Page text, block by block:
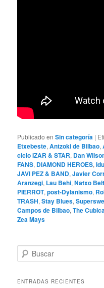
Publicado en Sin categoría |
Etxebeste,Antzoki de Bilbao,
ciclo IZAR & STAR, Dan
FANS, DIAMOND HEROES,
JAVI PEZ & BAND,Javier
Aranzegi, Lau Behi,Natxo
PIERROT,post-Dylanismo,
TRASH,Stay Blues,
Campos de Bilbao,The
Zea Mays
u
c
ENTRADAS RECIENTES